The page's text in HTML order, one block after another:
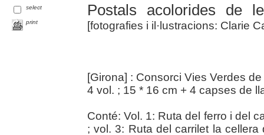
select
print
Postals acolorides de
[fotografies i il·lustracions: Clarie
[Girona] : Consorci Vies Verdes
4 vol. ; 15 * 16 cm + 4 capses de
Conté: Vol. 1: Ruta del ferro i del
; vol. 3: Ruta del carrilet la